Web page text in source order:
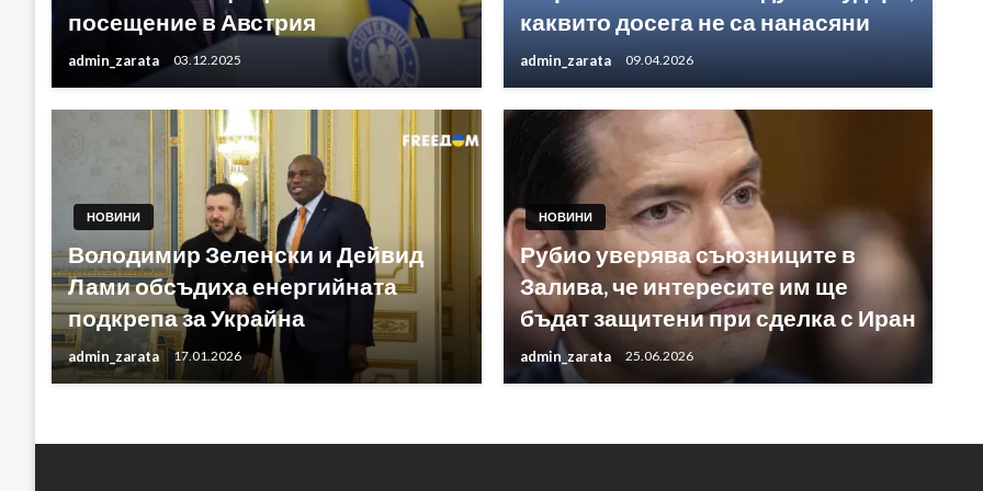
посещение в Австрия
admin_zarata 03.12.2025
каквито досега не са нанасяни
admin_zarata 09.04.2026
НОВИНИ
Володимир Зеленски и Дейвид
Лами обсъдиха енергийната
подкрепа за Украйна
admin_zarata 17.01.2026
НОВИНИ
Рубио уверява съюзниците в
Залива, че интересите им ще
бъдат защитени при сделка с Иран
admin_zarata 25.06.2026